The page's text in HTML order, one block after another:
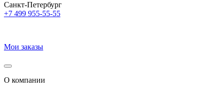
Санкт-Петербург
+7 499 955-55-55
Мои заказы
О компании